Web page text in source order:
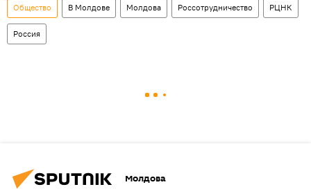
Общество В Молдове Молдова Россотрудничество РЦНК
Россия
Молдова